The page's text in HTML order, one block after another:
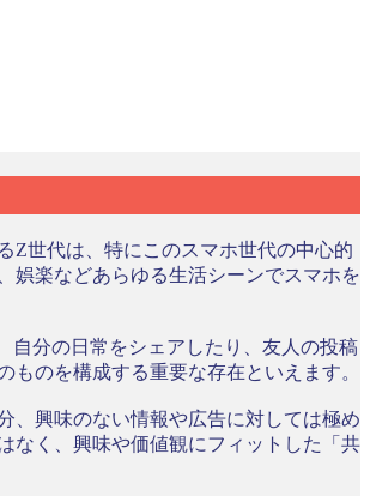
Z世代は、特にこのスマホ世代の中心的
娯楽などあらゆる生活シーンでスマホを
自分の日常をシェアしたり、友人の投稿
のを構成する重要な存在といえます。
、興味のない情報や広告に対しては極め
なく、興味や価値観にフィットした「共